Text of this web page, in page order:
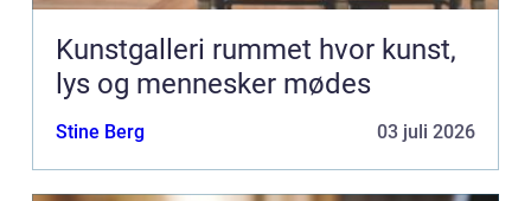
Kunstgalleri rummet hvor kunst,
lys og mennesker mødes
Stine Berg 03 juli 2026